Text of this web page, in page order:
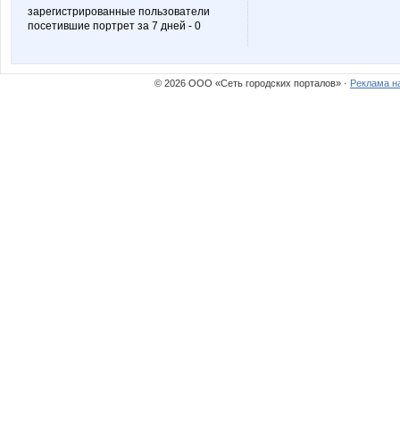
зарегистрированные пользователи
посетившие портрет за 7 дней - 0
© 2026 ООО «Сеть городских порталов» · Реклама